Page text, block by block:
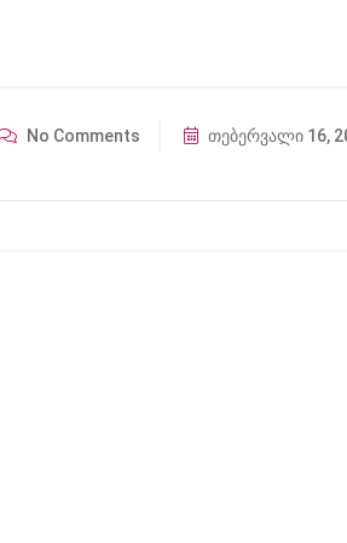
No Comments თებერვალი 16,